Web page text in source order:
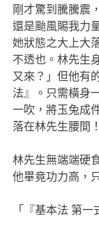
剛才驚到騰騰震
還是颱風賜我力
她狀態之大上大
不透也。林先生
又來？」但他有
法』。只需橫身
一吹，將玉兔成
落在林先生腰間！
林先生無端端硬
他畢竟功力高，
「『基本法 第一